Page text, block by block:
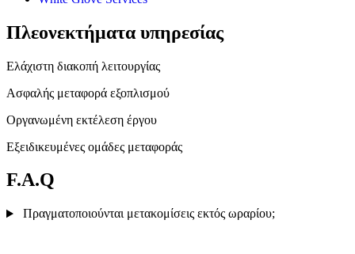
Πλεονεκτήματα υπηρεσίας
Ελάχιστη διακοπή λειτουργίας
Ασφαλής μεταφορά εξοπλισμού
Οργανωμένη εκτέλεση έργου
Εξειδικευμένες ομάδες μεταφοράς
F.A.Q
Πραγματοποιούνται μετακομίσεις εκτός ωραρίου;